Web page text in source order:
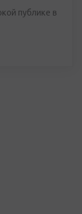
публике в